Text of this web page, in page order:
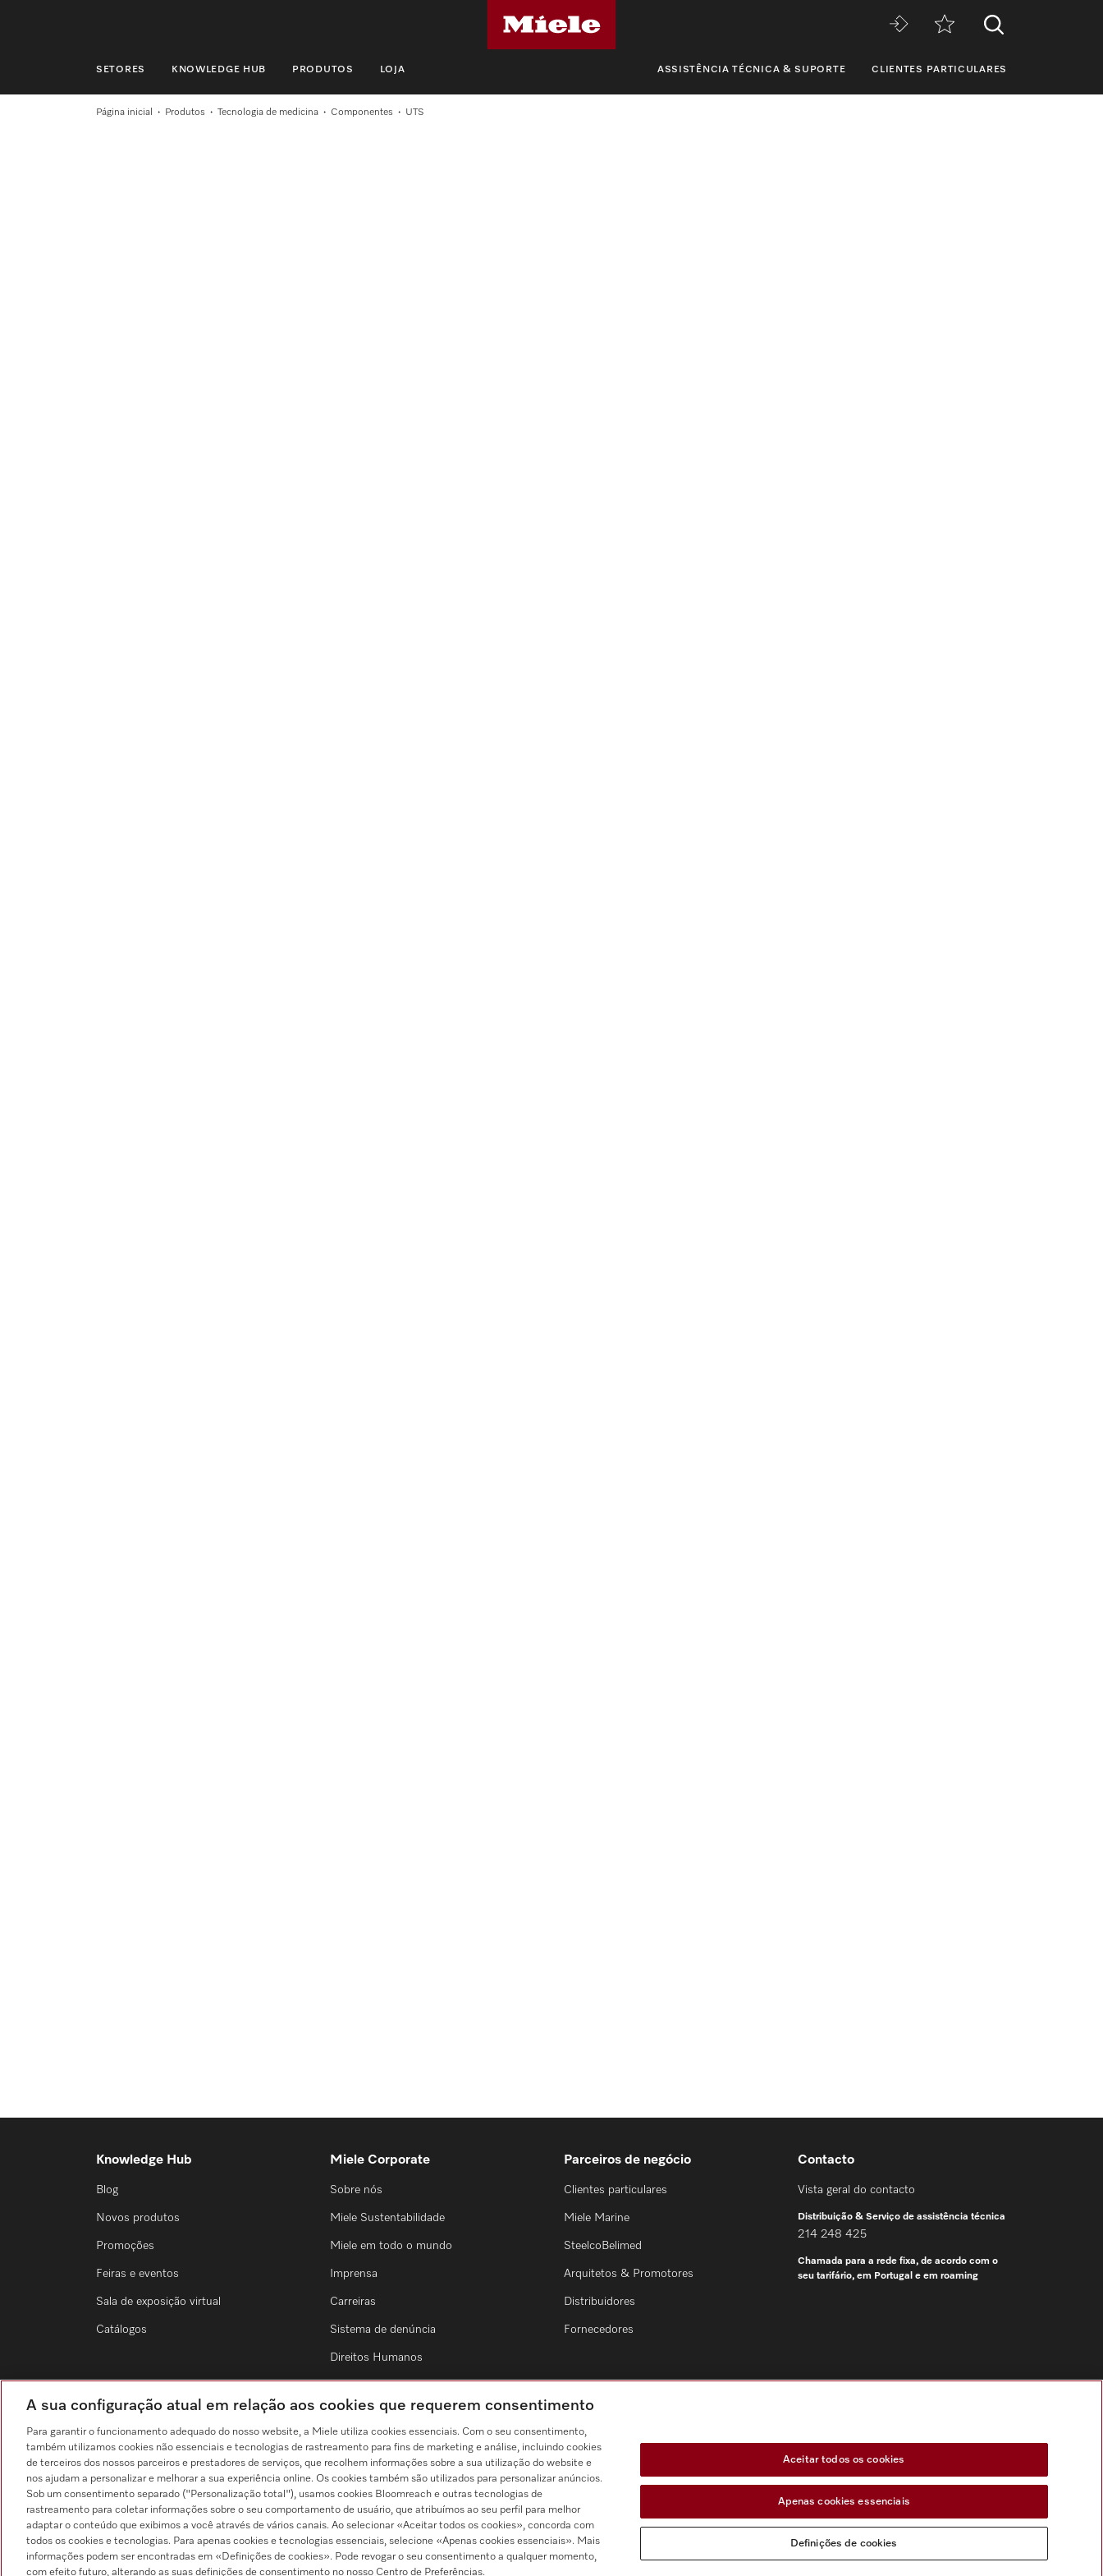
SETORES KNOWLEDGE HUB PRODUTOS LOJA ASSISTÊNCIA TÉCNICA & SUPORTE CLIENTES PARTICULARES
SETORES
Página inicial Produtos Tecnologia de medicina Componentes UTS
Knowledge Hub
Blog
Novos produtos
Promoções
Feiras e eventos
Sala de exposição virtual
Catálogos
Miele Corporate
Sobre nós
Miele Sustentabilidade
Miele em todo o mundo
Imprensa
Carreiras
Sistema de denúncia
Direitos Humanos
Parceiros de negócio
Clientes particulares
Miele Marine
SteelcoBelimed
Arquitetos & Promotores
Distribuidores
Fornecedores
Contacto
Vista geral do contacto
Distribuição & Serviço de assistência técnica
214 248 425
Chamada para a rede fixa, de acordo com o
seu tarifário, em Portugal e em roaming
Pesquisa de distribuidores Siga a Miele Professional
A sua configuração atual em relação aos cookies que requerem consentimento
Para garantir o funcionamento adequado do nosso website, a Miele utiliza cookies essenciais. Com o seu consentimento,
também utilizamos cookies não essenciais e tecnologias de rastreamento para fins de marketing e análise, incluindo cookies
de terceiros dos nossos parceiros e prestadores de serviços, que recolhem informações sobre a sua utilização do website e
nos ajudam a personalizar e melhorar a sua experiência online. Os cookies também são utilizados para personalizar anúncios.
Sob um consentimento separado ("Personalização total"), usamos cookies Bloomreach e outras tecnologias de
rastreamento para coletar informações sobre o seu comportamento de usuário, que atribuímos ao seu perfil para melhor
adaptar o conteúdo que exibimos a você através de vários canais. Ao selecionar «Aceitar todos os cookies», concorda com
todos os cookies e tecnologias. Para apenas cookies e tecnologias essenciais, selecione «Apenas cookies essenciais». Mais
informações podem ser encontradas em «Definições de cookies». Pode revogar o seu consentimento a qualquer momento,
com efeito futuro, alterando as suas definições de consentimento no nosso Centro de Preferências.
Aceitar todos os cookies
Apenas cookies essenciais
Definições de cookies